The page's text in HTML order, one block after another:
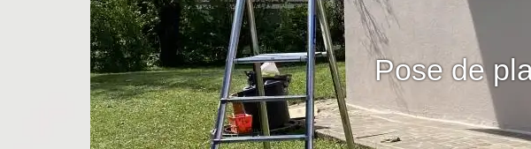
Pose de